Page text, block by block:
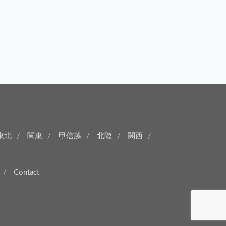
北 関東 甲信越 北陸
関西
Contact